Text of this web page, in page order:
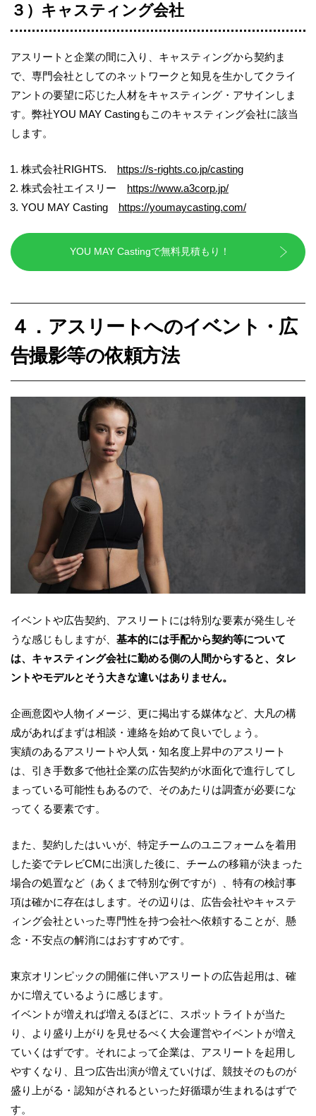
３）キャスティング会社
アスリートと企業の間に入り、キャスティングから契約ま
で、専門会社としてのネットワークと知見を生かしてクライ
アントの要望に応じた人材をキャスティング・アサインしま
す。弊社YOU MAY Castingもこのキャスティング会社に該当
します。
株式会社RIGHTS.
https://s-rights.co.jp/casting
株式会社エイスリー https://www.a3corp.jp/
YOU MAY Casting
https://youmaycasting.com/
YOU MAY Castingで無料見積もり！
４．アスリートへのイベント・広
告撮影等の依頼方法
イベントや広告契約、アスリートには特別な要素が発生しそ
うな感じもしますが、 基本的には手配から契約等について
は、キャスティング会社に勤める側の人間からすると、タレ
ントやモデルとそう大きな違いはありません。
企画意図や人物イメージ、更に掲出する媒体など、大凡の構
成があればまずは相談・連絡を始めて良いでしょう。
実績のあるアスリートや人気・知名度上昇中のアスリート
は、引き手数多で他社企業の広告契約が水面化で進行してし
まっている可能性もあるので、そのあたりは調査が必要にな
ってくる要素です。
また、契約したはいいが、特定チームのユニフォームを着用
した姿でテレビCMに出演した後に、チームの移籍が決まった
場合の処置など（あくまで特別な例ですが）、特有の検討事
項は確かに存在はします。その辺りは、広告会社やキャステ
ィング会社といった専門性を持つ会社へ依頼することが、懸
念・不安点の解消にはおすすめです。
東京オリンピックの開催に伴いアスリートの広告起用は、確
かに増えているように感じます。
イベントが増えれば増えるほどに、スポットライトが当た
り、より盛り上がりを見せるべく大会運営やイベントが増え
ていくはずです。それによって企業は、アスリートを起用し
やすくなり、且つ広告出演が増えていけば、競技そのものが
盛り上がる・認知がされるといった好循環が生まれるはずで
す。